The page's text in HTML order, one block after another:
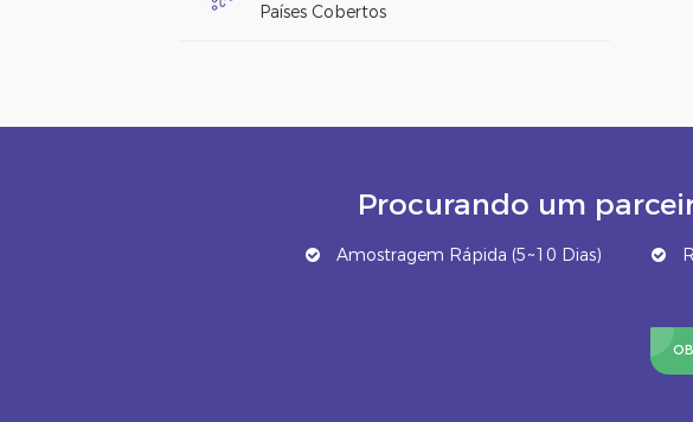
Países Cobertos
Procurando um
Amostragem Rápida (5~10 Dias)